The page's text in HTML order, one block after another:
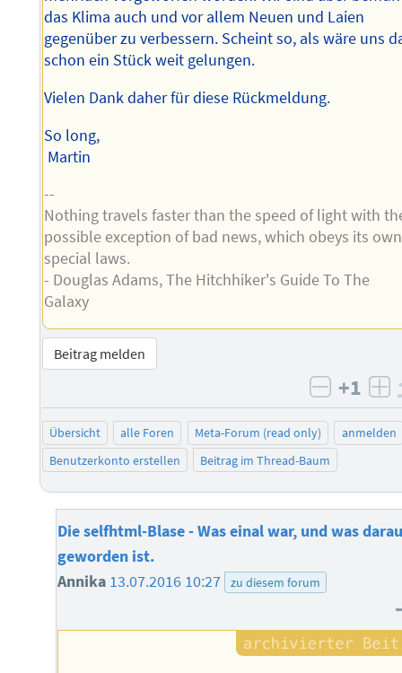
das Klima auch und vor allem Neuen und Laien
gegenüber zu verbessern. Scheint so, als wäre uns
schon ein Stück weit gelungen.
Vielen Dank daher für diese Rückmeldung.
So long,
Martin
--
Nothing travels faster than the speed of light with
possible exception of bad news, which obeys its own
special laws.
- Douglas Adams, The Hitchhiker's Guide To The
Galaxy
Beitrag melden
negativ
+1
Übersicht alle Foren Meta-Forum (read only)
anmelden
Benutzerkonto erstellen
Beitrag im Thread-Baum
Die selfhtml-Blase - Was einal war, und was
geworden ist.
Annika 13.07.2016 10:27 zu diesem forum